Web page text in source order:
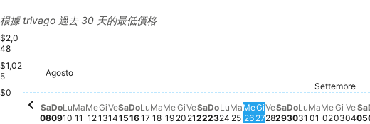
根據 trivago 過去 30 天的最低價格
$2,0
48
$1,02
5
$0
Sabato, Agosto 08
$2,048
Agosto
Sa
08
Domenica, Agosto 09
$1,820
Do
09
Lu
10
Ma
11
Me
12
Gi
13
Ve
14
Sa
15
Do
16
Lu
17
Ma
18
Me
19
Gi
20
Ve
21
Sa
22
Domenica, Agosto 23
Do
23
Lunedì, Agosto 24
Lu
24
Martedì, Agosto 25
Ma
25
Mercoledì, Agosto 26
Me
26
Giovedì, Agosto 27
Gi
27
Venerdì, Agosto 28
Ve
28
Sabato, Agosto
$1,430
Sa
29
Domenica,
$1,310
Do
30
Lunedì,
$1,204
Lu
31
Martedì,
$1,286
Settembre
Ma
01
$1,236
Me
02
Gi
03
Ve
04
Sa
05